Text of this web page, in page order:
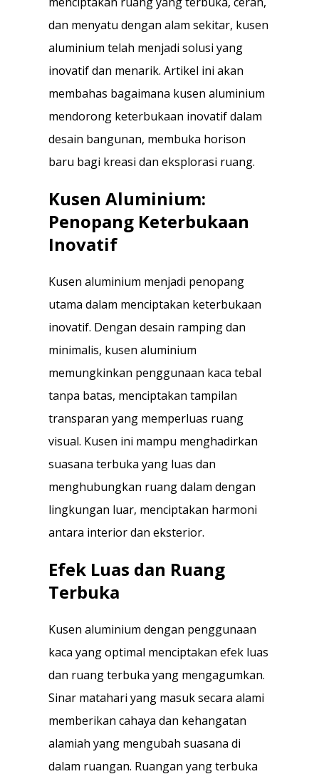
dan menyatu dengan alam sekitar, kusen
aluminium telah menjadi solusi yang
inovatif dan menarik. Artikel ini akan
membahas bagaimana kusen aluminium
mendorong keterbukaan inovatif dalam
desain bangunan, membuka horison
baru bagi kreasi dan eksplorasi ruang.
Kusen Aluminium:
Penopang Keterbukaan
Inovatif
Kusen aluminium menjadi penopang
utama dalam menciptakan keterbukaan
inovatif. Dengan desain ramping dan
minimalis, kusen aluminium
memungkinkan penggunaan kaca tebal
tanpa batas, menciptakan tampilan
transparan yang memperluas ruang
visual. Kusen ini mampu menghadirkan
suasana terbuka yang luas dan
menghubungkan ruang dalam dengan
lingkungan luar, menciptakan harmoni
antara interior dan eksterior.
Efek Luas dan Ruang
Terbuka
Kusen aluminium dengan penggunaan
kaca yang optimal menciptakan efek luas
dan ruang terbuka yang mengagumkan.
Sinar matahari yang masuk secara alami
memberikan cahaya dan kehangatan
alamiah yang mengubah suasana di
dalam ruangan. Ruangan yang terbuka